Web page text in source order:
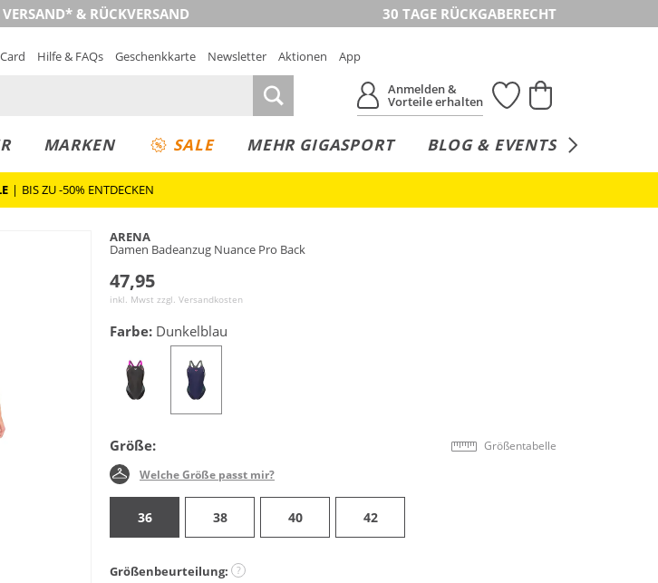
VERSAND* & RÜCKVERSAND 30 TAGE RÜCKGABERECHT
Hilfe & FAQs Geschenkkarte Newsletter Aktionen
App
Anmelden &
Vorteile erhalten
MARKEN SALE MEHR GIGASPORT BLOG & EVENTS
| BIS ZU -50% ENTDECKEN
ARENA
Damen Badeanzug Nuance Pro Back
47,95
inkl. Mwst zzgl. Versandkosten
Farbe: Dunkelblau
Größe: Größentabelle
Welche Größe passt mir?
36 38 40 42
Größenbeurteilung: ?